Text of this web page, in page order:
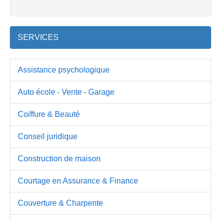
SERVICES
Assistance psychologique
Auto école - Vente - Garage
Coiffure & Beauté
Conseil juridique
Construction de maison
Courtage en Assurance & Finance
Couverture & Charpente